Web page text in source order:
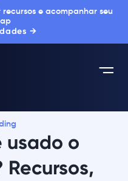
e acompanhar seu
→
usado o